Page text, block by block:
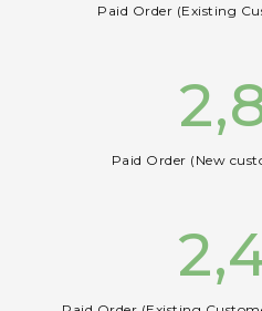
Paid Order (Existing
Paid Order (New